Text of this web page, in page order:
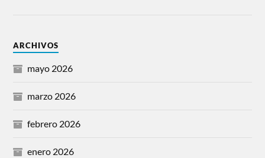
ARCHIVOS
mayo 2026
marzo 2026
febrero 2026
enero 2026